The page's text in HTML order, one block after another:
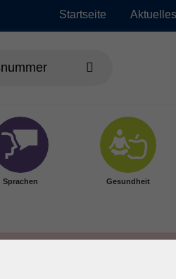
Startseite Aktuelles
Sprachen Gesundheit